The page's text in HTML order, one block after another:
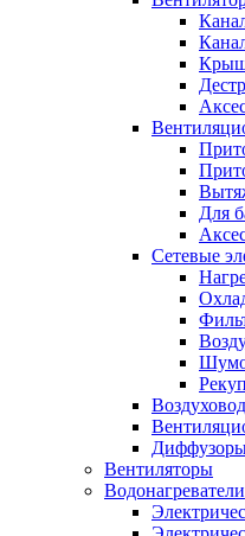
Для
Сетевые
Вентиляторы
Водонагреватели